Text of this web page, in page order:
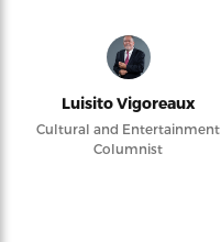
Luisito Vigoreaux
Cultural and Entertainment
Columnist